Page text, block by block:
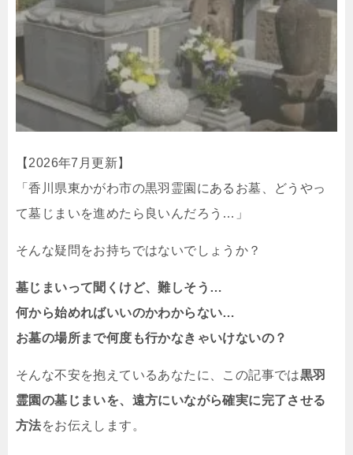
【2026年7月更新】
「香川県東かがわ市の黒羽霊園にあるお墓、どうやっ
て墓じまいを進めたら良いんだろう…」
そんな疑問をお持ちではないでしょうか？
墓じまいって聞くけど、難しそう…
何から始めればいいのかわからない…
お墓の場所まで何度も行かなきゃいけないの？
そんな不安を抱えているあなたに、この記事では黒羽
霊園の墓じまいを、遠方にいながら確実に完了させる
方法をお伝えします。